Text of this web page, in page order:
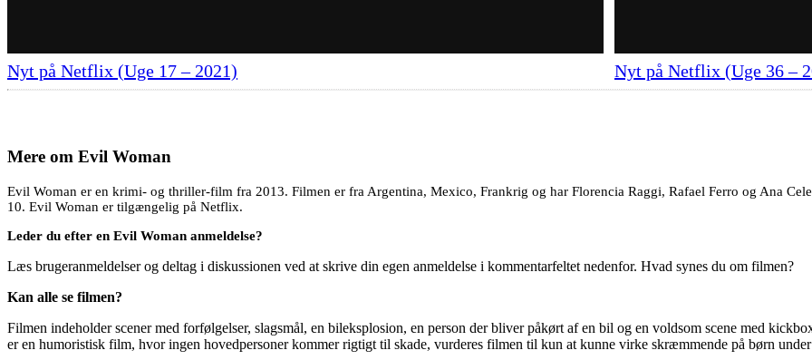
Nyt på Netflix (Uge 17 – 2021) Nyt på Netflix (Uge 36 –
Mere om Evil Woman
Evil Woman er en krimi- og thriller-film fra 2013. Filmen er fra Argentina, Mexico, Frankrig og har Florencia Raggi, Rafael Ferro og Ana
10. Evil Woman er tilgængelig på Netflix.
Leder du efter en Evil Woman anmeldelse?
Læs brugeranmeldelser og deltag i diskussionen ved at skrive din egen anmeldelse i kommentarfeltet nedenfor. Hvad synes du om filmen?
Kan alle se filmen?
Filmen indeholder scener med forfølgelser, slagsmål, en bileksplosion, en person der bliver påkørt af en bil og en voldsom scene med
er en humoristisk film, hvor ingen hovedpersoner kommer rigtigt til skade, vurderes filmen til kun at kunne virke skræmmende på børn under